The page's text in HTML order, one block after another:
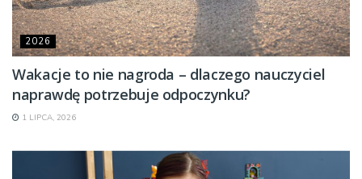
2026
Wakacje to nie nagroda – dlaczego nauczyciel
naprawdę potrzebuje odpoczynku?
1 LIPCA, 2026